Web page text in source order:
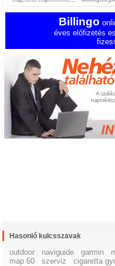
Billingo
éves előfizetés
Hasonló kulcsszavak
outdoor naviguide garmin
map 60
szerviz cigaretta